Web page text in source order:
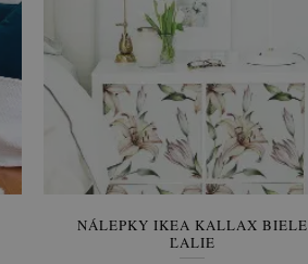
NÁLEPKY IKEA KALLAX BIELE
ĽALIE